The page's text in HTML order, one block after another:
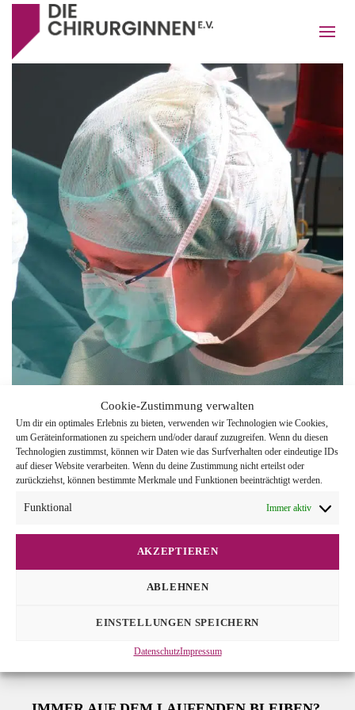
Cookie-Zustimmung verwalten
Um dir ein optimales Erlebnis zu bieten, verwenden wir Technologien wie Cookies,
um Geräteinformationen zu speichern und/oder darauf zuzugreifen. Wenn du diesen
Technologien zustimmst, können wir Daten wie das Surfverhalten oder eindeutige IDs
auf dieser Website verarbeiten. Wenn du deine Zustimmung nicht erteilst oder
zurückziehst, können bestimmte Merkmale und Funktionen beeinträchtigt werden.
Funktional Immer aktiv
AKZEPTIEREN
ABLEHNEN
EINSTELLUNGEN SPEICHERN
DatenschutzImpressum
Sandbirkenstr. 5
29352 Adelheidsdorf
kontakt@chirurginnen.com